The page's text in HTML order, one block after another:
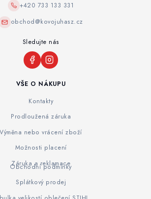
VŠE O NÁKUPU
Kontakty
Prodloužená záruka
Výměna nebo vrácení zboží
Možnosti placení
Záruka a reklamace
Obchodní podmínky
Splátkový prodej
+420 733 133 331
obchod@kovojuhasz.cz
Sledujte nás